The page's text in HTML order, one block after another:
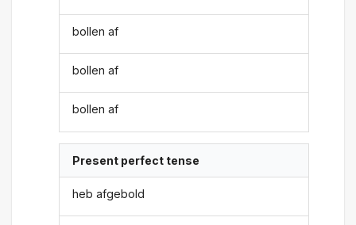
bollen af
bollen af
bollen af
Present perfect tense
heb afgebold